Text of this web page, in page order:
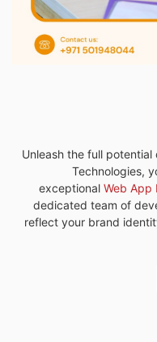
Unleash the full potential
Technologies,
exceptional Web App
dedicated team of
reflect your brand